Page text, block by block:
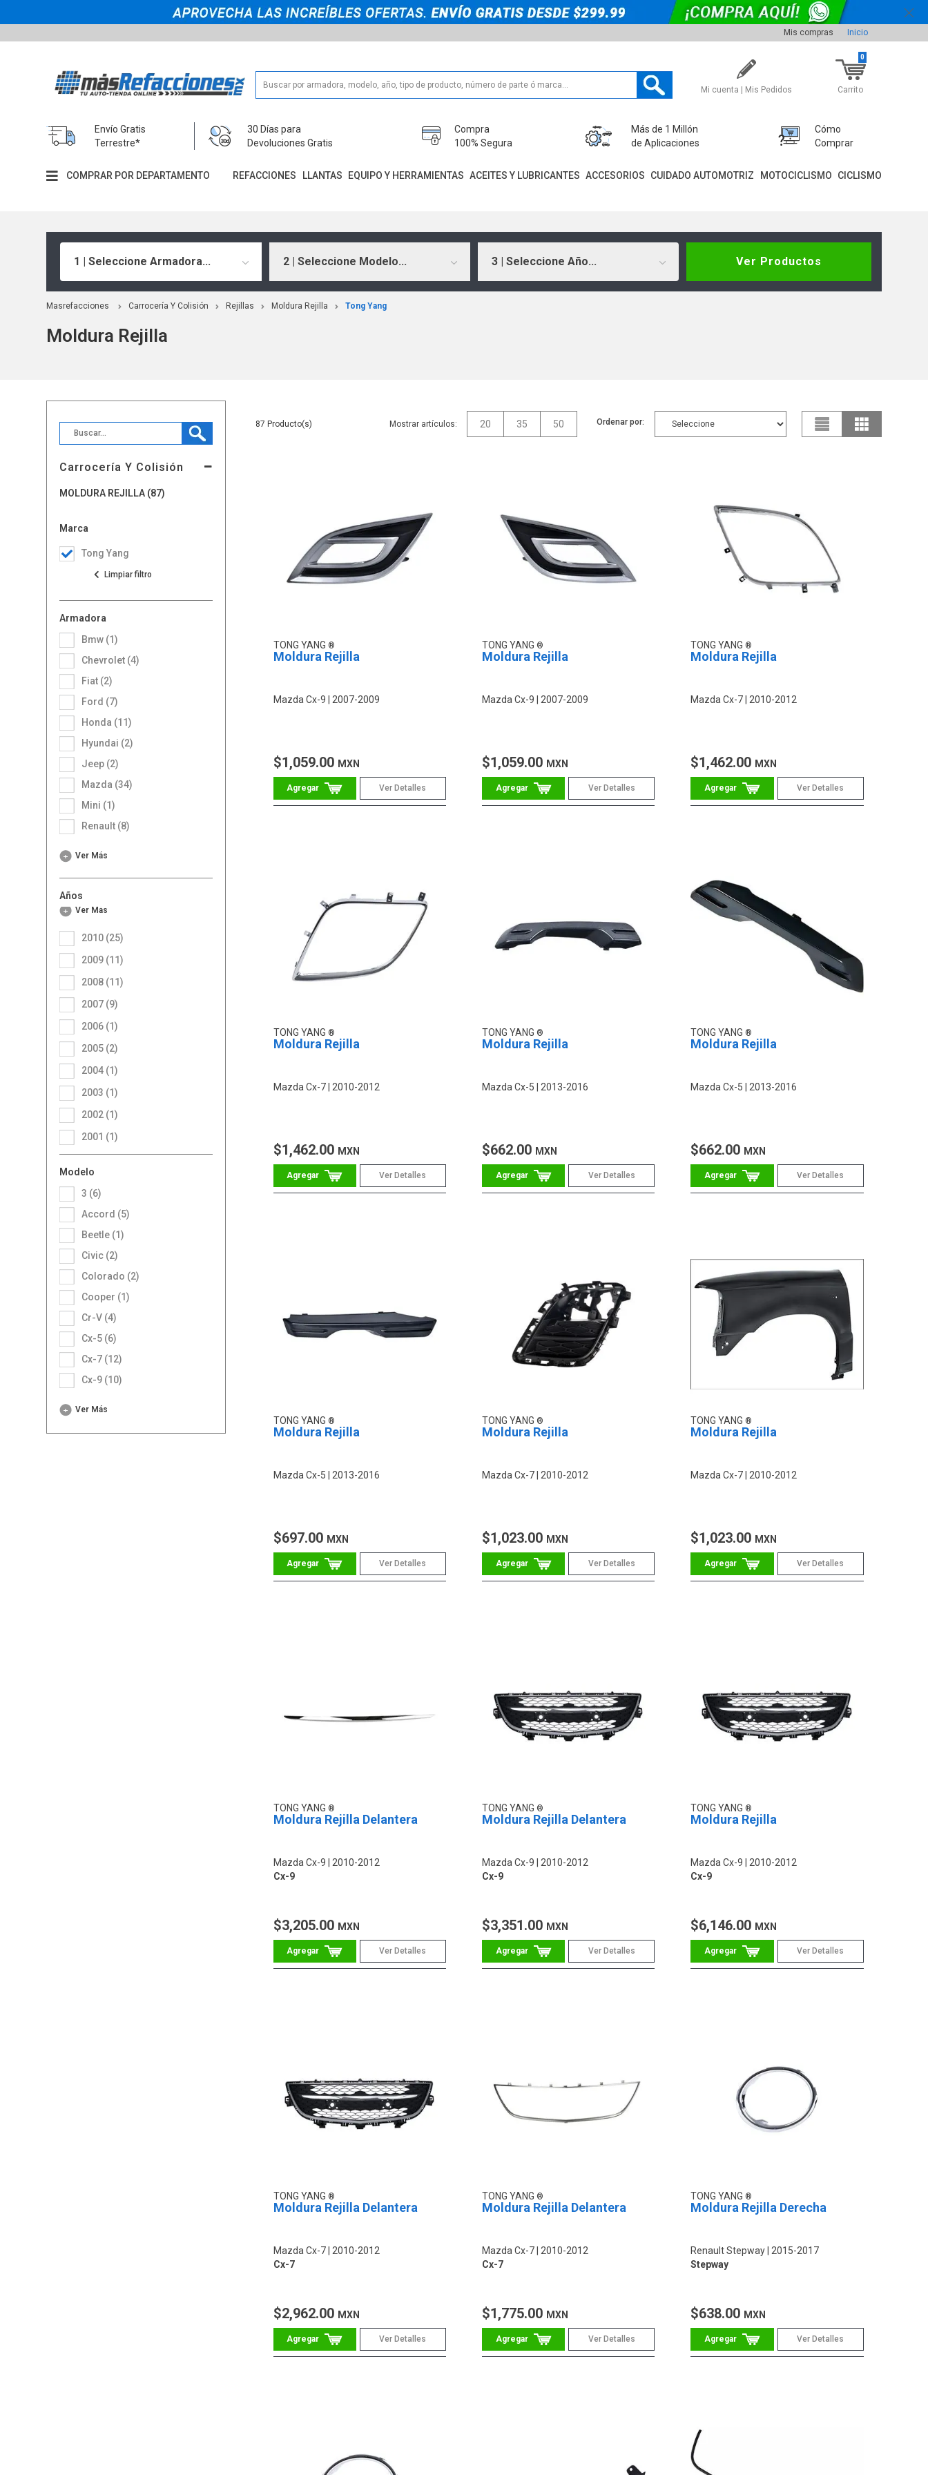
Mis compras Inicio
Mi cuenta | Mis Pedidos Carrito
0
Envío Gratis
Terrestre*
30 Días para
Devoluciones Gratis
Compra
100% Segura
Más de 1 Millón
de Aplicaciones
Cómo
Comprar
COMPRAR POR DEPARTAMENTO REFACCIONES LLANTAS EQUIPO Y HERRAMIENTAS ACEITES Y LUBRICANTES ACCESORIOS CUIDADO AUTOMOTRIZ MOTOCICLISMO CICLISMO
1 | Seleccione Armadora... 2 | Seleccione Modelo... 3 | Seleccione Año... Ver Productos
Masrefacciones Carrocería Y Colisión Rejillas Moldura Rejilla Tong Yang
Moldura Rejilla
Carrocería Y Colisión
MOLDURA REJILLA (87)
Marca
Tong Yang
Armadora
Bmw (1)
Chevrolet (4)
Fiat (2)
Ford (7)
Honda (11)
Hyundai (2)
Jeep (2)
Mazda (34)
Mini (1)
Renault (8)
Ver Más
Modelo
3 (6)
Accord (5)
Beetle (1)
Civic (2)
Colorado (2)
Cooper (1)
Cr-V (4)
Cx-5 (6)
Cx-7 (12)
Cx-9 (10)
Ver Más
Años
2001 (1)
2002 (1)
2003 (1)
2004 (1)
2005 (2)
2006 (1)
2007 (9)
2008 (11)
2009 (11)
2010 (25)
Ver Más
87 Mostrar artículos: 20 35 50 Ordenar por:
TONG YANG
Moldura Rejilla
Mazda Cx-9 2007-2009
$1,059.00 MXN
Ver Detalles
TONG YANG
Moldura Rejilla
Mazda Cx-9 2007-2009
$1,059.00 MXN
Ver Detalles
TONG YANG
Moldura Rejilla
Mazda Cx-7 2010-2012
$1,462.00 MXN
Ver Detalles
TONG YANG
Moldura Rejilla
Mazda Cx-7 2010-2012
$1,462.00 MXN
Ver Detalles
TONG YANG
Moldura Rejilla
Mazda Cx-5 2013-2016
$662.00 MXN
Ver Detalles
TONG YANG
Moldura Rejilla
Mazda Cx-5 2013-2016
$662.00 MXN
Ver Detalles
TONG YANG
Moldura Rejilla
Mazda Cx-5 2013-2016
$697.00 MXN
Ver Detalles
TONG YANG
Moldura Rejilla
Mazda Cx-7 2010-2012
$1,023.00 MXN
Ver Detalles
TONG YANG
Moldura Rejilla
Mazda Cx-7 2010-2012
$1,023.00 MXN
Ver Detalles
TONG YANG
Moldura Rejilla Delantera
Mazda Cx-9
2010-2012
Cx-9
$3,205.00 MXN
Ver Detalles
TONG YANG
Moldura Rejilla Delantera
Mazda Cx-9
2010-2012
Cx-9
$3,351.00 MXN
Ver Detalles
TONG YANG
Moldura Rejilla
Mazda Cx-9
2010-2012
Cx-9
$6,146.00 MXN
Ver Detalles
TONG YANG
Moldura Rejilla Delantera
Mazda Cx-7
2010-2012
Cx-7
$2,962.00 MXN
Ver Detalles
TONG YANG
Moldura Rejilla Delantera
Mazda Cx-7
2010-2012
Cx-7
$1,775.00 MXN
Ver Detalles
TONG YANG
Moldura Rejilla Derecha
Renault Stepway
2015-2017
Stepway
$638.00 MXN
Ver Detalles